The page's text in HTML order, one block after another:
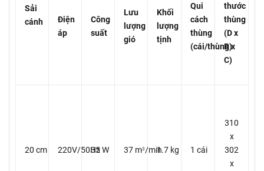
Sải
cánh
Điện
áp
Công
suất
Lưu
lượng
gió
Khối
lượng
tịnh
Qui
cách
thùng
(cái/thùng)
thước
thùng
(D x
R x
C)
20 cm 220V/50Hz35 W 37 m3 /min1.7 kg 1 cái
310
x
302
x